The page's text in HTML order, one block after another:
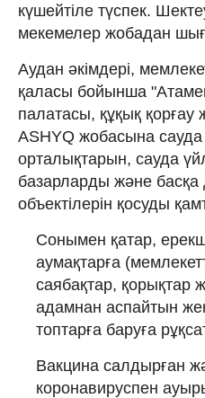
күшейтіле түспек.
мекемелер жобадан
Аудан әкімдері,
қаласы бойынша
палатасы, құқық
ASHYQ жобасына
орталықтарын, сауда
базарларды және
объектілерін қосуды
Сонымен қатар,
аумақтарға
саябақтар, қорықтар
адамнан аспайтын
топтарға баруға
Вакцина салдырған
коронавируспен